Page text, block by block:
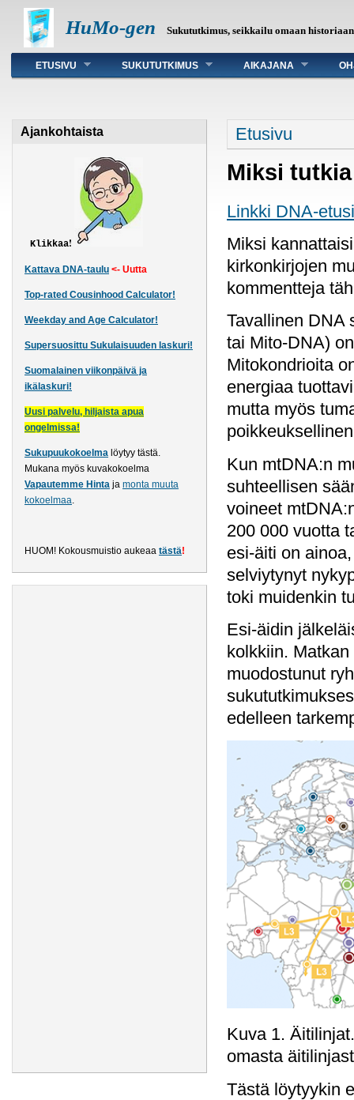
HuMo-gen Sukututkimus, seikkailu omaan historiaan
Päävalikko
ETUSIVU SUKUTUTKIMUS AIKAJANA
Ajankohtaista
Klikkaa!
Kattava DNA-taulu <- Uutta
Top-rated Cousinhood Calculator!
Weekday and Age Calculator!
Supersuosittu Sukulaisuuden laskuri!
Suomalainen viikonpäivä ja
ikälaskuri!
Uusi palvelu, hiljaista apua
ongelmissa!
Sukupuukokoelma löytyy tästä.
Mukana myös kuvakokoelma
Vapautemme Hinta ja monta muuta
kokoelmaa.
HUOM! Kokousmuistio aukeaa tästä!
Olet täällä
Etusivu
Miksi
Linkki DNA-
Miksi
kirkonkirjojen
kommentteja
Tavallinen DNA
tai Mito-DNA)
Mitokondrioita
energiaa
mutta myös
Kun mtDNA:n
suhteellisen
voineet
200 000 vuotta
esi-äiti on
selviytynyt
toki muidenkin
Esi-äidin
kolkkiin.
muodostunut
edelleen
Kuva 1.
omasta
Tästä löytyykin